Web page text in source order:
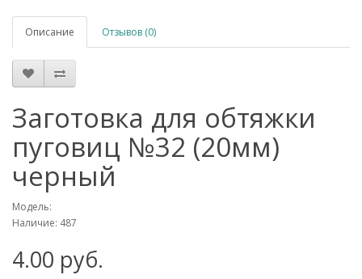
Описание Отзывов (0)
Заготовка для обтяжки
пуговиц №32 (20мм)
черный
Модель:
Наличие: 487
4.00 руб.